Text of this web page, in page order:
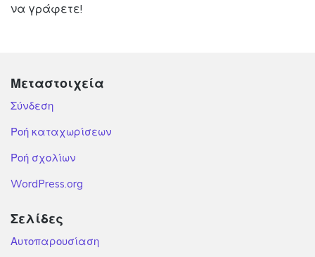
να γράφετε!
Μεταστοιχεία
Σύνδεση
Ροή καταχωρίσεων
Ροή σχολίων
WordPress.org
Σελίδες
Αυτοπαρουσίαση